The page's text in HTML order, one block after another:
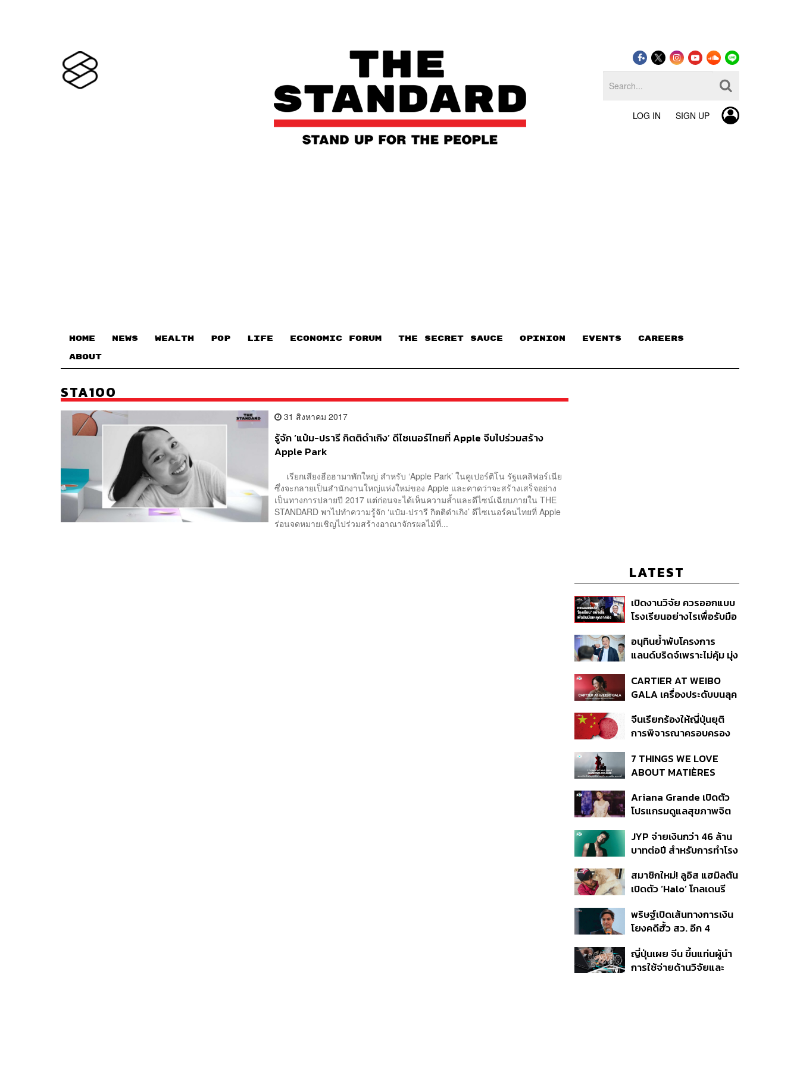
LOG IN SIGN UP
HOME NEWS WEALTH POP LIFE ECONOMIC FORUM THE SECRET SAUCE​ OPINION EVENTS CAREERS
ABOUT
STA100
31 สิงหาคม 2017
รู้จัก ‘แป๋ม-ปรารี กิตติดำเกิง’ ดีไซเนอร์ไทยที่ Apple จีบไปร่วมสร้าง
Apple Park
เรียกเสียงฮือฮามาพักใหญ่ สำหรับ ‘Apple Park’ ในคูเปอร์ติโน รัฐแคลิฟอร์เนีย
ซึ่งจะกลายเป็นสำนักงานใหญ่แห่งใหม่ของ Apple และคาดว่าจะสร้างเสร็จอย่าง
เป็นทางการปลายปี 2017 แต่ก่อนจะได้เห็นความล้ำและดีไซน์เฉียบภายใน THE
STANDARD พาไปทำความรู้จัก ‘แป๋ม-ปรารี กิตติดำเกิง’ ดีไซเนอร์คนไทยที่ Apple
ร่อนจดหมายเชิญไปร่วมสร้างอาณาจักรผลไม้ที่...
LATEST
เปิดงานวิจัย ควรออกแบบ
โรงเรียนอย่างไรเพื่อรับมือ
อนุทินย้ำพับโครงการ
แลนด์บริดจ์เพราะไม่คุ้ม มุ่ง
รองรับอ่าวไทย-อันดามัน
CARTIER AT WEIBO
GALA เครื่องประดับบนลุค
สำคัญ
จีนเรียกร้องให้ญี่ปุ่นยุติ
การพิจารณาครอบครอง
7 THINGS WE LOVE
ABOUT MATIÈRES
Ariana Grande เปิดตัว
โปรแกรมดูแลสุขภาพจิต
ดนตรี
JYP จ่ายเงินกว่า 46 ล้าน
บาทต่อปี สำหรับการทำโรง
สมาชิกใหม่! ลูอิส แฮมิลตัน
เปิดตัว ‘Halo’ โกลเดนรี
พริษฐ์เปิดเส้นทางการเงิน
โยงคดีฮั้ว สว. อีก 4
อำนาจเจริญโอนเงินให้เจ้า
หน้าที่ กกต. ฝ่ายสืบสวน
ญี่ปุ่นเผย จีน ขึ้นแท่นผู้นำ
การใช้จ่ายด้านวิจัยและ